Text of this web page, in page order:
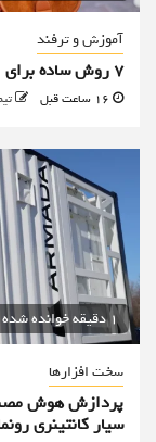
آموزش و ترفند
۷ روش ساده برای انتقال عکس‌ها بدون افت کیفیت
1 دقیقه خوانده شده
سخت افزارها
پردازش هوش
سیار کانتینری